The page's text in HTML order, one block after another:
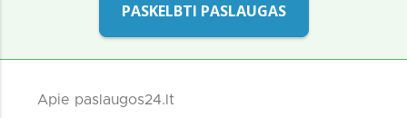
PASKELBTI PASLAUGAS
Apie paslaugos24.lt